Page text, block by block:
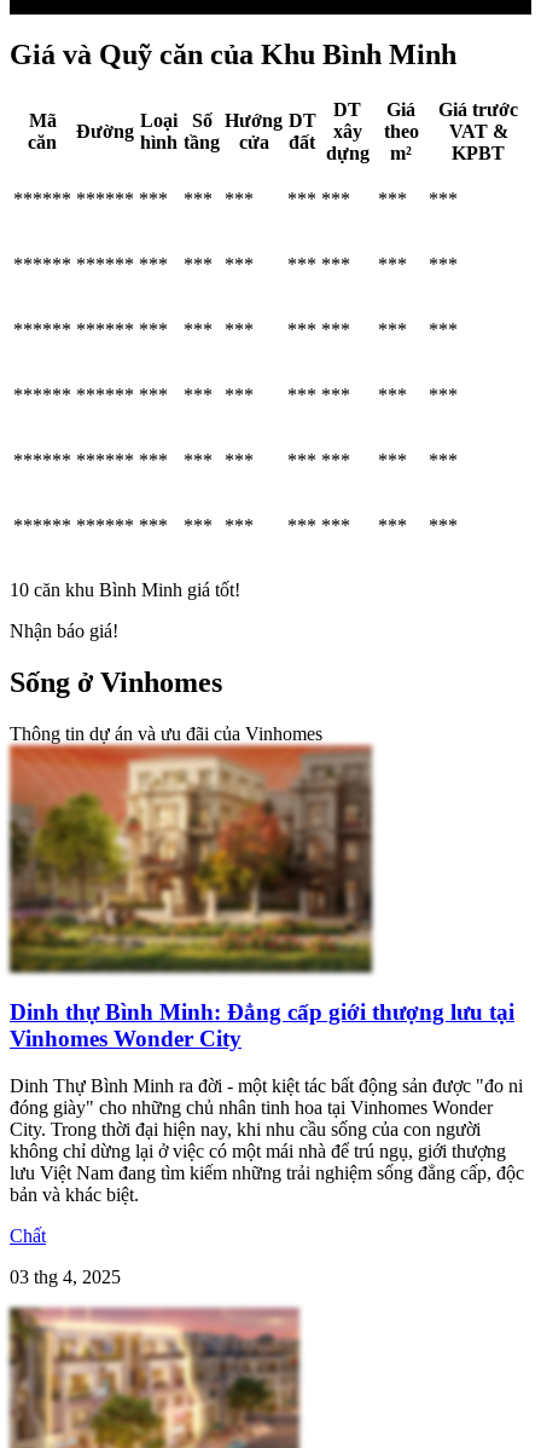
Giá và Quỹ căn của Khu Bình Minh
Mã
căn
Đường
Loại
hình
Số
tầng
Hướng
cửa
DT
đất
DT
xây
dựng
Giá
theo
m²
Giá trước
VAT &
KPBT
****** ****** *** *** *** *** *** *** ***
****** ****** *** *** *** *** *** *** ***
****** ****** *** *** *** *** *** *** ***
****** ****** *** *** *** *** *** *** ***
****** ****** *** *** *** *** *** *** ***
****** ****** *** *** *** *** *** *** ***
10 căn khu Bình Minh giá tốt!
Nhận báo giá!
Sống ở Vinhomes
Thông tin dự án và ưu đãi của Vinhomes
Dinh thự Bình Minh: Đẳng cấp giới thượng lưu tại
Vinhomes Wonder City
Dinh Thự Bình Minh ra đời - một kiệt tác bất động sản được "đo ni
đóng giày" cho những chủ nhân tinh hoa tại Vinhomes Wonder
City. Trong thời đại hiện nay, khi nhu cầu sống của con người
không chỉ dừng lại ở việc có một mái nhà để trú ngụ, giới thượng
lưu Việt Nam đang tìm kiếm những trải nghiệm sống đẳng cấp, độc
bản và khác biệt.
Chất
03 thg 4, 2025